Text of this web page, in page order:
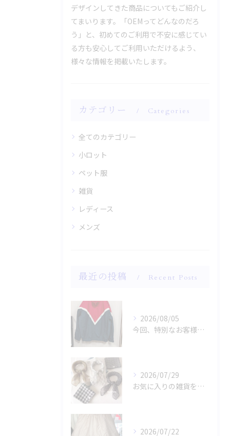
デザインしてきた商品についてもご紹介し
てまいります。「OEMってどんなのだろ
う」と、初めてのご利用で不安に感じてい
る方も安心してご利用いただけるよう、
様々な情報を掲載いたします。
カテゴリー Categories
全てのカテゴリー
小ロット
ペット服
雑貨
レディース
メンズ
最近の投稿 Recent Posts
2026/08/05
今回、特別なお客様のためにファッションショー用のサンプルを手...
2026/07/29
お気に入りの雑貨をお探しですか？
2026/07/22